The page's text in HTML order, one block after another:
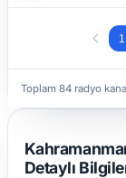
1
Toplam 84 radyo
Detaylı